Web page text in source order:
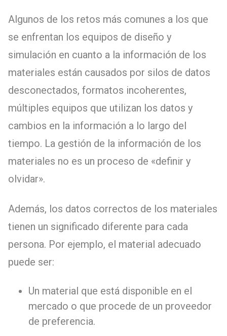
Algunos de los retos más comunes a los que
se enfrentan los equipos de diseño y
simulación en cuanto a la información de los
materiales están causados por silos de datos
desconectados, formatos incoherentes,
múltiples equipos que utilizan los datos y
cambios en la información a lo largo del
tiempo. La gestión de la información de los
materiales no es un proceso de «definir y
olvidar».
Además, los datos correctos de los materiales
tienen un significado diferente para cada
persona. Por ejemplo, el material adecuado
puede ser:
Un material que está disponible en el
mercado o que procede de un proveedor
de preferencia.